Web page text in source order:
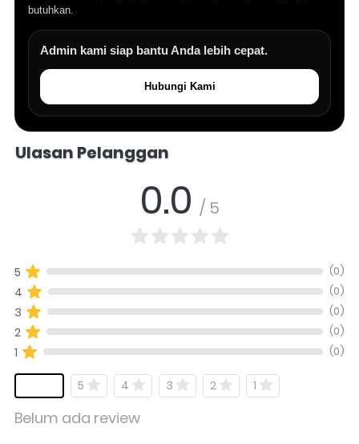
butuhkan.
Admin kami siap bantu Anda lebih cepat.
Hubungi Kami
Ulasan Pelanggan
0.0 / 5
5 (0)
4 (0)
3 (0)
2 (0)
1 (0)
5 4 3 2 1
Belum ada review